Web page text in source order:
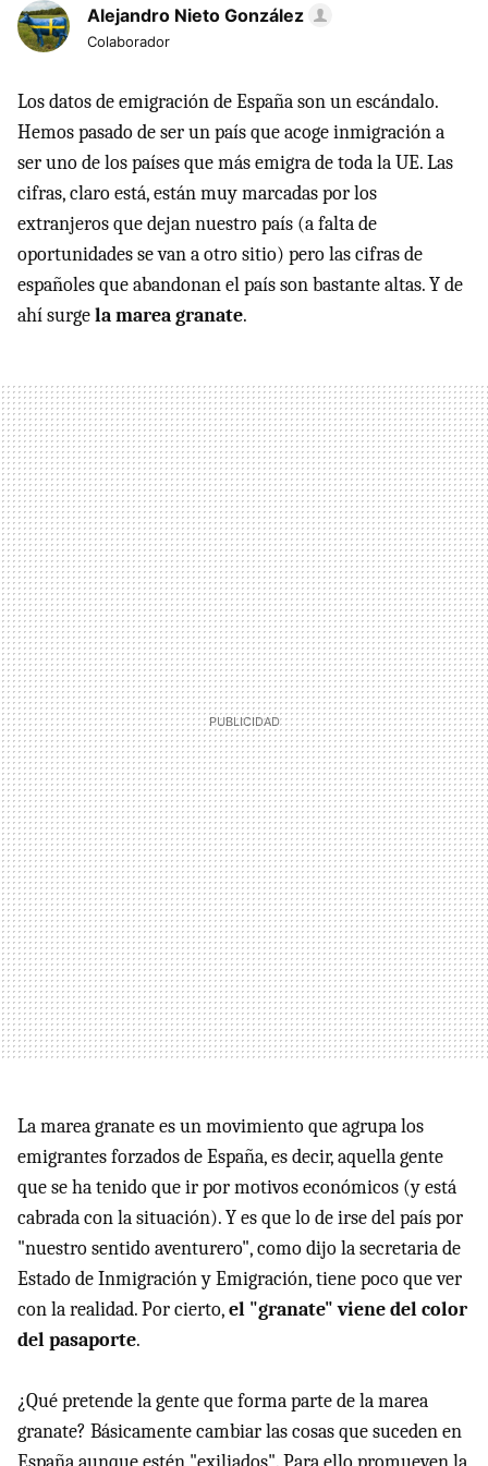
Alejandro Nieto González
Colaborador
Los datos de emigración de España son un escándalo.
Hemos pasado de ser un país que acoge inmigración a
ser uno de los países que más emigra de toda la UE. Las
cifras, claro está, están muy marcadas por los
extranjeros que dejan nuestro país (a falta de
oportunidades se van a otro sitio) pero las cifras de
españoles que abandonan el país son bastante altas. Y de
ahí surgela marea granate.
La marea granate es un movimiento que agrupa los
emigrantes forzados de España, es decir, aquella gente
que se ha tenido que ir por motivos económicos (y está
cabrada con la situación). Y es que lo de irse del país por
"nuestro sentido aventurero", como dijo la secretaria de
Estado de Inmigración y Emigración, tiene poco que ver
con la realidad. Por cierto,el "granate" viene del color
del pasaporte.
¿Qué pretende la gente que forma parte de la marea
granate? Básicamente cambiar las cosas que suceden en